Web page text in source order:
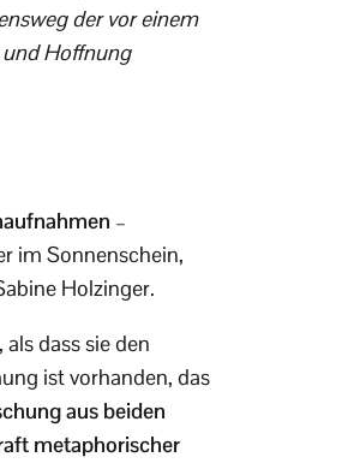
der vor einem
Hoffnung
–
im Sonnenschein,
Holzinger.
dass sie den
ist vorhanden, das
aus beiden
metaphorischer